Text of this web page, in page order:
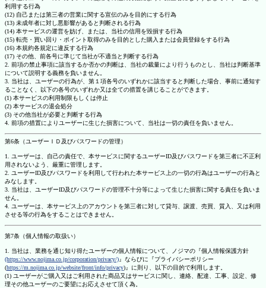
利用する行為
(12) 自己または第三者の営業に関する宣伝のみを目的にする行為
(13) 未成年者に対し悪影響があると判断される行為
(14) 本サービスの運営を妨げ、または、当社の信用を毀損する行為
(15) 転売・買い回り・ポイント取得のみを目的とした購入または会員登録をする行為
(16) 本規約各規定に違反する行為
(17) その他、前各号に準じて当社が不適当と判断する行為
2. 前項の禁止事項に該当するか否かの判断は、当社の裁量により行うものとし、当社は判断基準
について説明する義務を負いません。
3. 当社は、ユーザーの行為が、第１項各号のいずれかに該当すると判断した場合、事前に通知す
ることなく、以下の各号のいずれか又は全ての措置を講じることができます。
(1) 本サービスの利用制限もしくは停止
(2) 本サービスの退会処分
(3) その他当社が必要と判断する行為
4. 前項の措置によりユーザーに生じた損害について、当社は一切の責任を負いません。
第6条（ユーザーＩＤ及びパスワードの管理）
1. ユーザーは、自己の責任で、本サービスに関するユーザーID及びパスワードを第三者に不正利
用されないよう、厳重に管理します。
2. ユーザーID及びパスワードを利用して行われた本サービス上の一切の行為はユーザーの行為と
みなします。
3. 当社は、ユーザーID及びパスワードの管理不十分等によって生じた損害に関する責任を負いま
せん。
4. ユーザーは、本サービス上のアカウントを第三者に対して貸与、譲渡、売買、質入、又は利用
させる等の行為をすることはできません。
第7条（個人情報の取扱い）
1. 当社は、業務を通じ知り得たユーザーの個人情報について、ノジマの『個人情報保護方針
(https://www.nojima.co.jp/corporation/privacy/)』ならびに『プライバシーポリシー
(https://m.nojima.co.jp/website/front/info/privacy)』に則り、以下の目的で利用します。
(1) ユーザーがご購入又はご利用された商品又はサービスに関し、連絡、配達、工事、設定、修
理その他ユーザーのご要望にお応えさせて頂く為。